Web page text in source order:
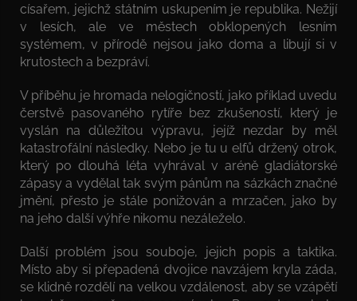
císařem, jejichž státním uskupením je republika. Nežijí
v lesích, ale ve městech obklopených lesním
systémem, v přírodě nejsou jako doma a libují si v
krutostech a bezpráví.
V příběhu je hromada nelogičností, jako příklad uvedu
čerstvě pasovaného rytíře bez zkušeností, který je
vyslán na důležitou výpravu, jejíž nezdar by měl
katastrofální následky. Nebo je tu u elfů držený otrok,
který po dlouhá léta vyhrával v aréně gladiátorské
zápasy a vydělal tak svým pánům na sázkách značné
jmění, přesto je stále ponižován a mrzačen, jako by
na jeho další výhře nikomu nezáleželo.
Další problém jsou souboje, jejich popis a taktika.
Místo aby si přepadená dvojice navzájem kryla záda,
se klidně rozdělí na velkou vzdálenost, aby se vzápětí